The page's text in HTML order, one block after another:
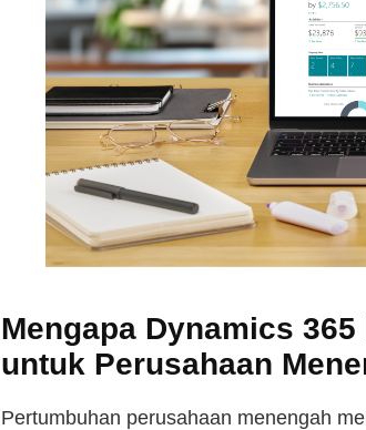
Mengapa Dynamics
untuk Perusahaan
Pertumbuhan perusahaan menengah